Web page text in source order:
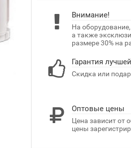
Внимание!
На
а также
размере 30% на
Гарантия
Скидка или
Оптовые цены
Цена зависит от
цены